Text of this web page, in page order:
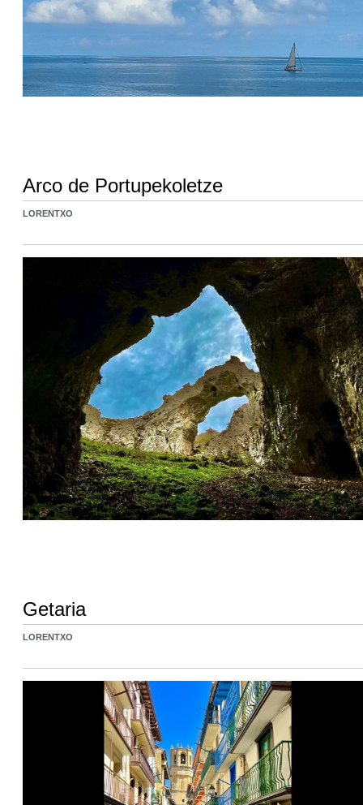
Arco de Portupekoletze
LORENTXO
Getaria
LORENTXO